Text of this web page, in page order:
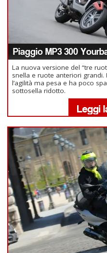
Piaggio MP3 300
La nuova versione del “tre
snella e ruote anteriori grandi.
l’agilità ma pesa e ha poco
sottosella ridotto.